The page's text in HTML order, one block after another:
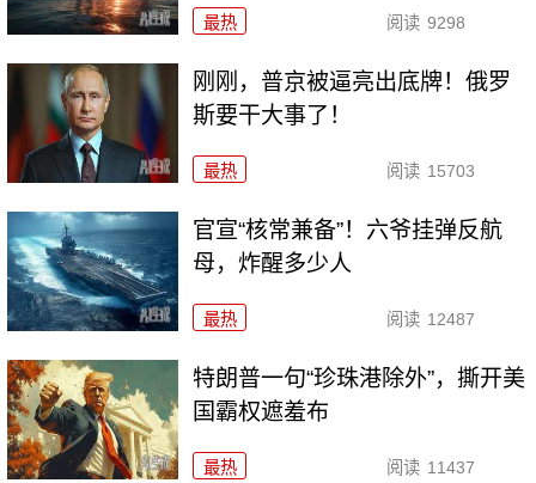
最热 阅读 9298
刚刚，普京被逼亮出底牌！俄罗
斯要干大事了！
最热 阅读 15703
官宣“核常兼备”！六爷挂弹反航
母，炸醒多少人
最热 阅读 12487
特朗普一句“珍珠港除外”，撕开美
国霸权遮羞布
最热 阅读 11437